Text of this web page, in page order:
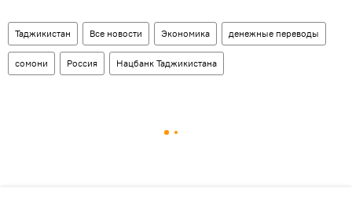
Таджикистан Все новости Экономика денежные переводы
сомони Россия Нацбанк Таджикистана